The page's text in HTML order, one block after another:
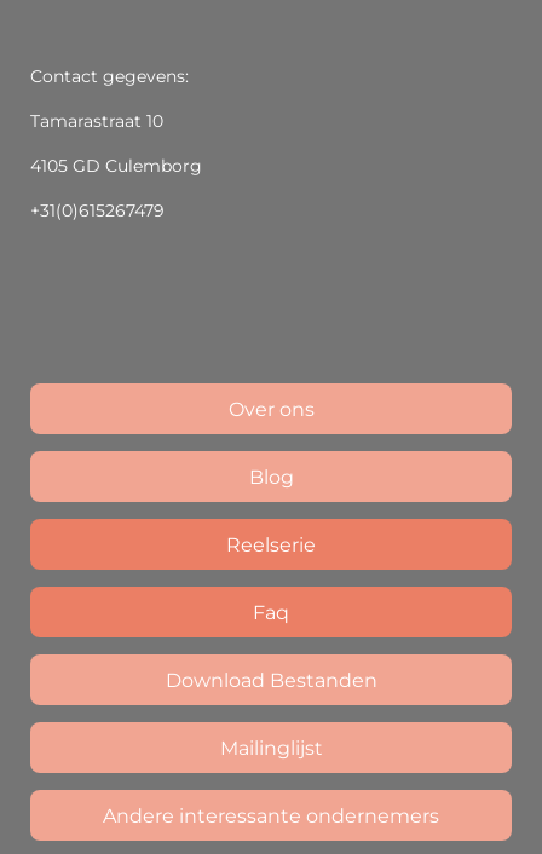
Contact gegevens:
Tamarastraat 10
4105 GD Culemborg
+31(0)615267479
Over ons
Blog
Reelserie
Faq
Download Bestanden
Mailinglijst
Andere interessante ondernemers